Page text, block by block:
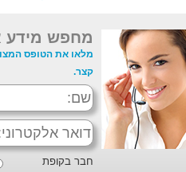
מחפש מידע
מלאו את הטופס
קצר.
חבר בקופת